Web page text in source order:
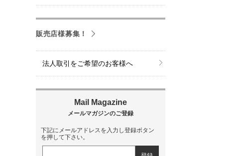
販売店様募集！
法人取引をご希望のお客様へ
下記にメールアドレスを入力し登録ボタン
を押して下さい。